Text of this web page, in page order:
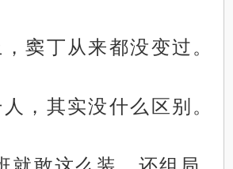
窦丁从来都没变过。
，其实没什么区别。